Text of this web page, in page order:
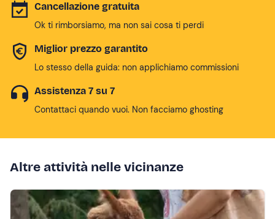
Cancellazione gratuita
Ok ti rimborsiamo, ma non sai cosa ti perdi
Miglior prezzo garantito
Lo stesso della guida: non applichiamo commissioni
Assistenza 7 su 7
Contattaci quando vuoi. Non facciamo ghosting
Altre attività nelle vicinanze